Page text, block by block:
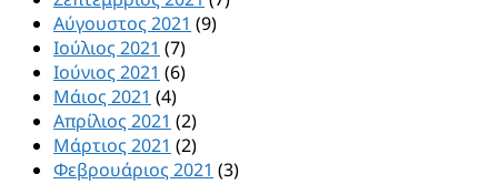
Αύγουστος 2021 (9)
Ιούλιος 2021 (7)
Ιούνιος 2021 (6)
Μάιος 2021 (4)
Απρίλιος 2021 (2)
Μάρτιος 2021 (2)
Φεβρουάριος 2021 (3)